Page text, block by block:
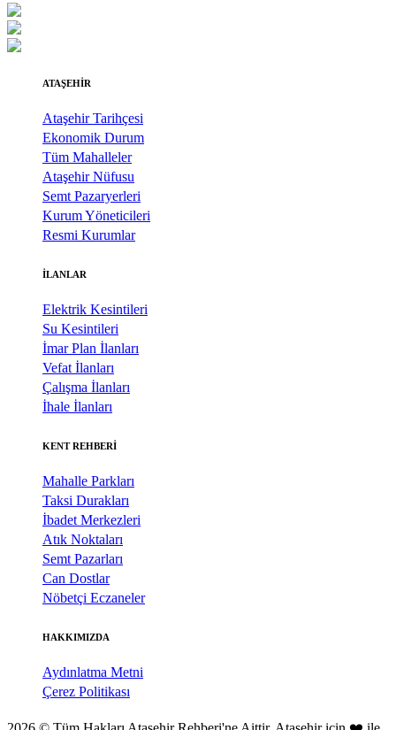
ATAŞEHİR
Ataşehir Tarihçesi
Ekonomik Durum
Tüm Mahalleler
Ataşehir Nüfusu
Semt Pazaryerleri
Kurum Yöneticileri
Resmi Kurumlar
İLANLAR
Elektrik Kesintileri
Su Kesintileri
İmar Plan İlanları
Vefat İlanları
Çalışma İlanları
İhale İlanları
KENT REHBERİ
Mahalle Parkları
Taksi Durakları
İbadet Merkezleri
Atık Noktaları
Semt Pazarları
Can Dostlar
Nöbetçi Eczaneler
HAKKIMIZDA
Aydınlatma Metni
Çerez Politikası